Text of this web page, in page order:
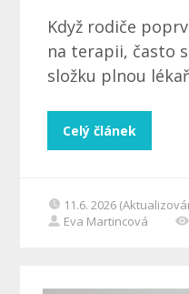
Když rodiče
na terapii, často
složku plnou
Celý článek
11.6. 2026
Eva Martincová